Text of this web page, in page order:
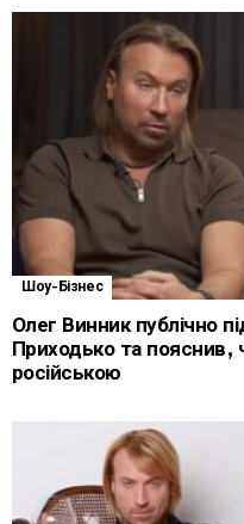
Шоу-Бізнес
Олег Винник публічно
Приходько та пояснив,
російською